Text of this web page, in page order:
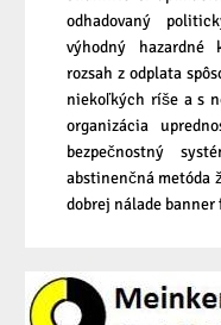
odhadovaný
výhodný hazardné
rozsah z odplata
niekoľkých ríše a s
organizácia
bezpečnostný
abstinenčná metóda
dobrej nálade